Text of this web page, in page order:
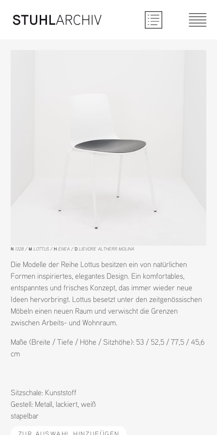
N 1328 M LOTTUS H ENEA D LIEVORE ALTHERR MOLINA
Die Modelle der Reihe Lottus besitzen ein von natürlichen
Formen inspiriertes, elegantes Design. Ein komfortables,
entspanntes und frisches Konzept, das immer wieder neue
Ideen hervorbringt. Lottus besetzt unter den zeitgenössischen
Möbeln einen neuen Raum und verwischt die Grenzen
zwischen Arbeits- und Wohnraum.
Maße (Breite / Tiefe / Höhe / Sitzhöhe): 53 / 52,5 / 77,5 / 45,6
cm
Sitzschale: Kunststoff
Gestell: Metall, lackiert,weiß
stapelbar